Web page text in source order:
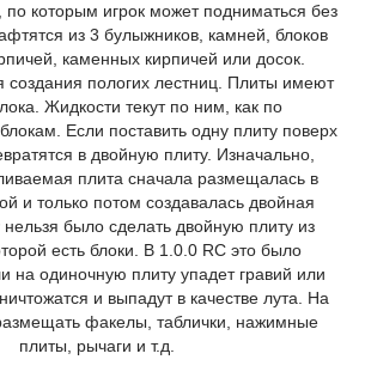
по которым игрок может подниматься без
из 3 булыжников, камней, блоков
каменных кирпичей или досок.
создания пологих лестниц. Плиты имеют
Жидкости текут по ним, как по
Если поставить одну плиту поверх
в двойную плиту. Изначально,
плита сначала размещалась в
и только потом создавалась двойная
нельзя было сделать двойную плиту из
есть блоки. В 1.0.0 RC это было
на одиночную плиту упадет гравий или
и выпадут в качестве лута. На
факелы, таблички, нажимные
плиты, рычаги и т.д.